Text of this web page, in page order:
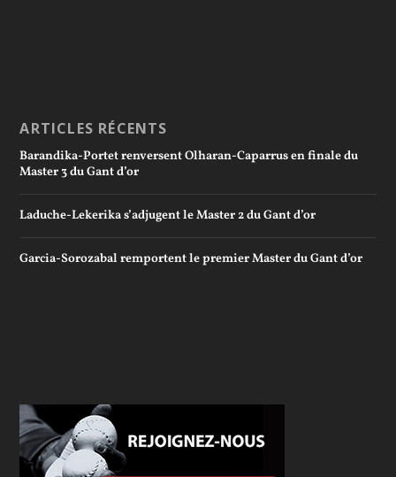
ARTICLES RÉCENTS
Barandika-Portet renversent Olharan-Caparrus en finale du
Master 3 du Gant d’or
Laduche-Lekerika s’adjugent le Master 2 du Gant d’or
Garcia-Sorozabal remportent le premier Master du Gant d’or